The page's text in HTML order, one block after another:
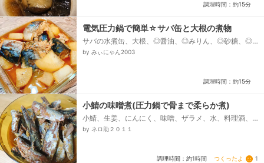
調理時間：約15分
電気圧力鍋で簡単☆サバ缶と大根の煮物
サバの水煮缶、大根、◎醤油、◎みりん、◎砂糖、◎料
理酒、◎水
by みぃにゃん2003
調理時間：約15分
小鯖の味噌煮(圧力鍋で骨まで柔らか煮)
小鯖、生姜、にんにく、味噌、ザラメ、水、料理酒、
みりん
by ネロ助２０１１
調理時間：約1時間 つくったよ 1